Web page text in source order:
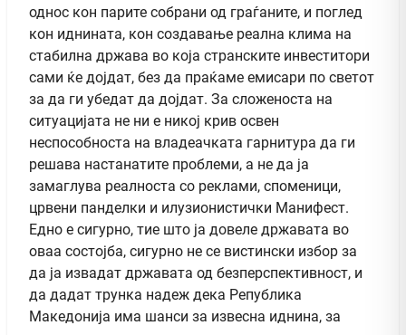
однос кон парите собрани од граѓаните, и поглед
кон иднината, кон создавање реална клима на
стабилна држава во која странските инвеститори
сами ќе дојдат, без да праќаме емисари по светот
за да ги убедат да дојдат. За сложеноста на
ситуацијата не ни е никој крив освен
неспособноста на владеачката гарнитура да ги
решава настанатите проблеми, а не да ја
замаглува реалноста со реклами, споменици,
црвени панделки и илузионистички Манифест.
Едно е сигурно, тие што ја довеле државата во
оваа состојба, сигурно не се вистински избор за
да ја извадат државата од безперспективност, и
да дадат трунка надеж дека Република
Македонија има шанси за извесна иднина, за